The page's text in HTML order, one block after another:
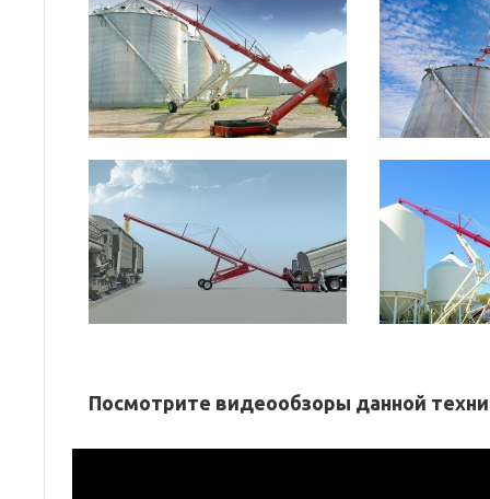
Посмотрите видеообзоры данной